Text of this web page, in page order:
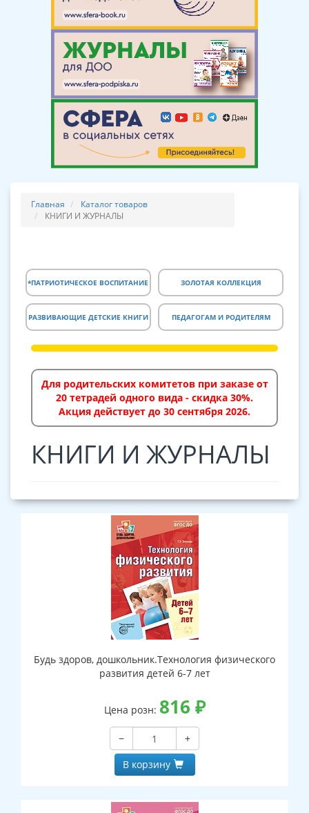
Главная
Каталог товаров
КНИГИ И ЖУРНАЛЫ
*ПАТРИОТИЧЕСКОЕ ВОСПИТАНИЕ ЗОЛОТАЯ КОЛЛЕКЦИЯ
РАЗВИВАЮЩИЕ ДЕТСКИЕ КНИГИ ПЕДАГОГАМ И РОДИТЕЛЯМ
РУКОВОДИТЕЛЯМ ДЕТСКОГО
ЛОГОПЕДИЯ И КОРРЕКЦИЯ
ОБЩЕОБРАЗОВАТЕЛЬНАЯ ШКОЛА
КОМПЛЕКТЫ КНИГ И ПОСОБИЙ
ДЛЯ ДЕТЕЙ
Для родительских комитетов при заказе от
20 тетрадей одного вида - скидка 30%.
Акция действует до 30 сентября 2026.
КНИГИ И ЖУРНАЛЫ
Будь здоров, дошкольник.Технология физического
развития детей 6-7 лет
Цена розн: 816 ₽
−
+
В корзину